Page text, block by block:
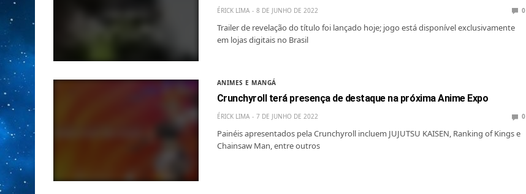
ÉRICK LIMA 8 DE JUNHO DE 2022 0
Trailer de revelação do título foi lançado hoje; jogo está disponível exclusivamente
em lojas digitais no Brasil
ANIMES E MANGÁ
Crunchyroll terá presença de destaque na próxima Anime Expo
ÉRICK LIMA 7 DE JUNHO DE 2022 0
Painéis apresentados pela Crunchyroll incluem JUJUTSU KAISEN, Ranking of Kings e
Chainsaw Man, entre outros